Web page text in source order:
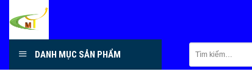
DANH MỤC SẢN PHẨM